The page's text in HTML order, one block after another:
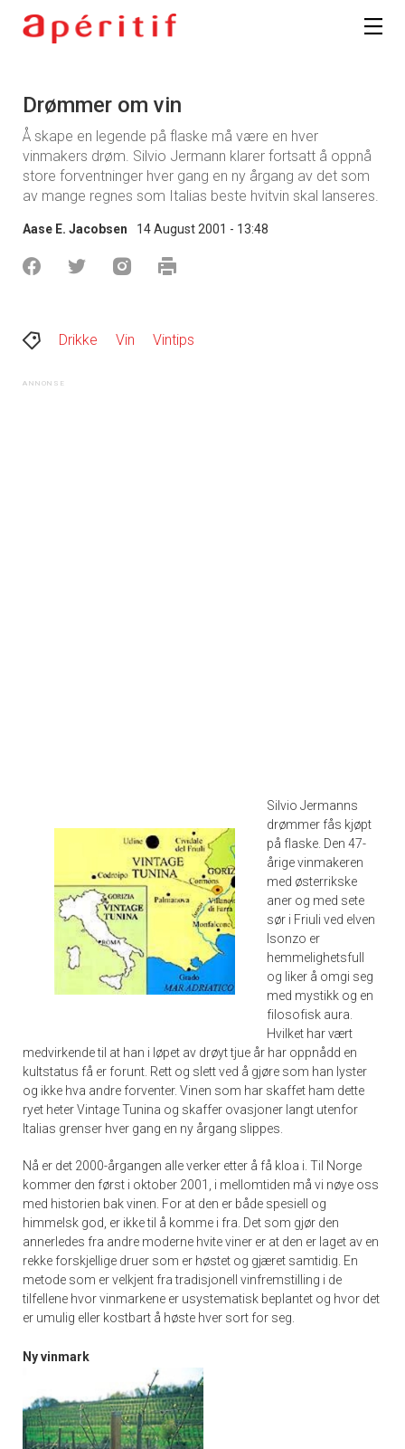
Drømmer om vin
Å skape en legende på flaske må være en hver
vinmakers drøm. Silvio Jermann klarer fortsatt å oppnå
store forventninger hver gang en ny årgang av det som
av mange regnes som Italias beste hvitvin skal lanseres.
Aase E. Jacobsen 14 August 2001 - 13:48
Drikke Vin Vintips
Silvio Jermanns
drømmer fås kjøpt
på flaske. Den 47-
årige vinmakeren
med østerrikske
aner og med sete
sør i Friuli ved elven
Isonzo er
hemmelighetsfull
og liker å omgi seg
med mystikk og en
filosofisk aura.
Hvilket har vært
medvirkende til at han i løpet av drøyt tjue år har oppnådd en
kultstatus få er forunt. Rett og slett ved å gjøre som han lyster
og ikke hva andre forventer. Vinen som har skaffet ham dette
ryet heter Vintage Tunina og skaffer ovasjoner langt utenfor
Italias grenser hver gang en ny årgang slippes.
Nå er det 2000-årgangen alle verker etter å få kloa i. Til Norge
kommer den først i oktober 2001, i mellomtiden må vi nøye oss
med historien bak vinen. For at den er både spesiell og
himmelsk god, er ikke til å komme i fra. Det som gjør den
annerledes fra andre moderne hvite viner er at den er laget av en
rekke forskjellige druer som er høstet og gjæret samtidig. En
metode som er velkjent fra tradisjonell vinfremstilling i de
tilfellene hvor vinmarkene er usystematisk beplantet og hvor det
er umulig eller kostbart å høste hver sort for seg.
Ny vinmark